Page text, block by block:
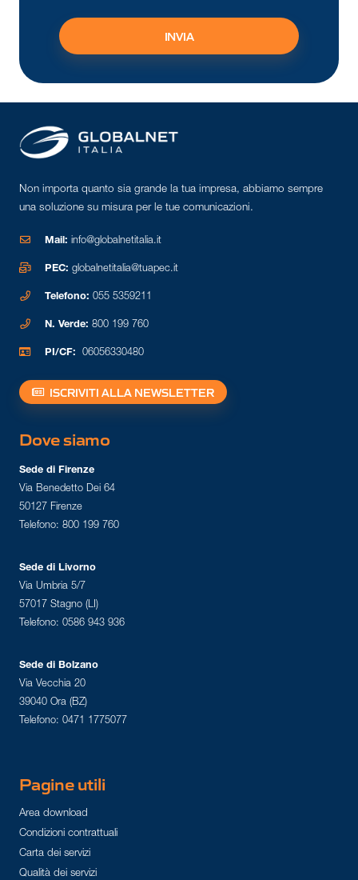
Non importa quanto sia grande la tua impresa, abbiamo sempre
una soluzione su misura per le tue comunicazioni.
Mail: info@globalnetitalia.it
PEC: globalnetitalia@tuapec.it
Telefono: 055 5359211
N. Verde: 800 199 760
PI/CF: 06056330480
ISCRIVITI ALLA NEWSLETTER
Dove siamo
Sede di Firenze
Via Benedetto Dei 64
50127 Firenze
Telefono: 800 199 760
Sede di Livorno
Via Umbria 5/7
57017 Stagno (LI)
Telefono: 0586 943 936
Sede di Bolzano
Via Vecchia 20
39040 Ora (BZ)
Telefono: 0471 1775077
Pagine utili
Area download
Condizioni contrattuali
Carta dei servizi
Qualità dei servizi